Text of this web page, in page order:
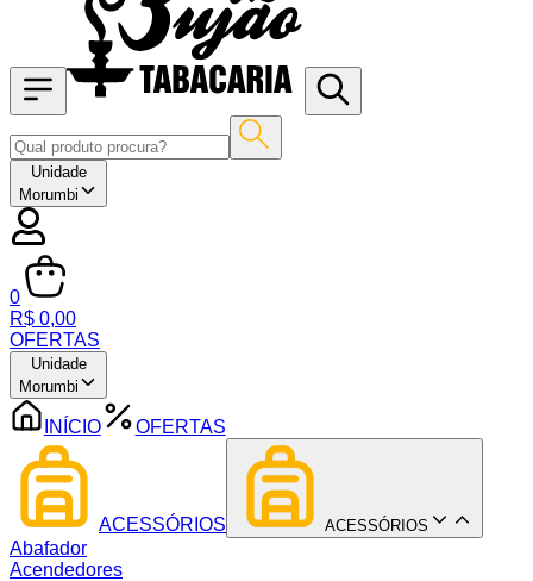
Unidade
Morumbi
0
R$ 0,00
OFERTAS
Unidade
Morumbi
INÍCIO OFERTAS
ACESSÓRIOS ACESSÓRIOS
Abafador
Acendedores